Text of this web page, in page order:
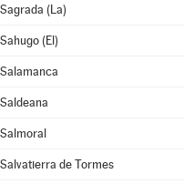
Sagrada (La)
Sahugo (El)
Salamanca
Saldeana
Salmoral
Salvatierra de Tormes